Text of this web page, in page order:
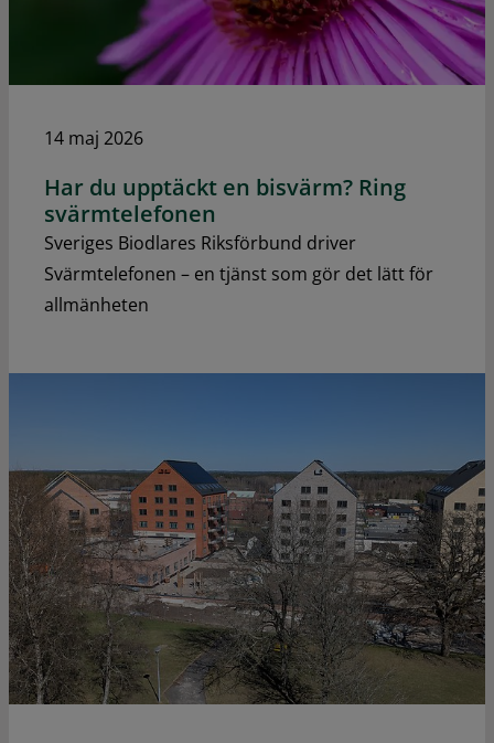
14 maj 2026
Har du upptäckt en bisvärm? Ring
svärmtelefonen
Sveriges Biodlares Riksförbund driver
Svärmtelefonen – en tjänst som gör det lätt för
allmänheten